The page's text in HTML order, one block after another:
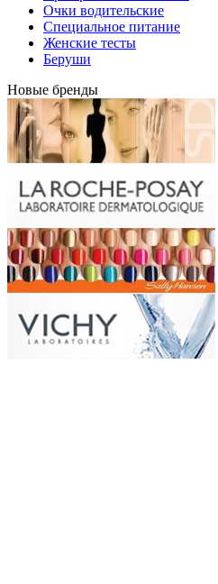
Очки водительские
Специальное питание
Женские тесты
Беруши
Новые бренды